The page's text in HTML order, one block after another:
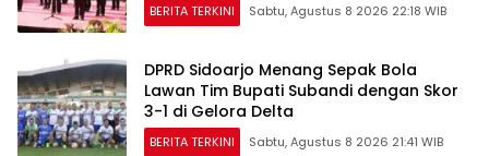
BERITA TERKINI Sabtu, Agustus 8 2026 22:18 WIB
DPRD Sidoarjo Menang Sepak Bola
Lawan Tim Bupati Subandi dengan Skor
3-1 di Gelora Delta
BERITA TERKINI Sabtu, Agustus 8 2026 21:41 WIB